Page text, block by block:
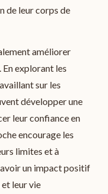
de leur corps de
améliorer
En explorant les
sur les
développer une
leur confiance en
encourage les
limites et à
un impact positif
leur vie